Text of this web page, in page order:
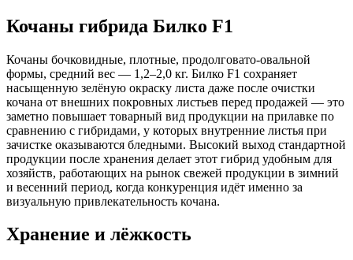
Кочаны гибрида Билко F1
Кочаны бочковидные, плотные, продолговато-овальной
формы, средний вес — 1,2–2,0 кг. Билко F1 сохраняет
насыщенную зелёную окраску листа даже после очистки
кочана от внешних покровных листьев перед продажей — это
заметно повышает товарный вид продукции на прилавке по
сравнению с гибридами, у которых внутренние листья при
зачистке оказываются бледными. Высокий выход стандартной
продукции после хранения делает этот гибрид удобным для
хозяйств, работающих на рынок свежей продукции в зимний
и весенний период, когда конкуренция идёт именно за
визуальную привлекательность кочана.
Хранение и лёжкость